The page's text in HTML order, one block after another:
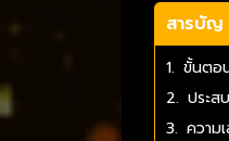
สารบัญ
ขั้นตอ
ประส
ความ